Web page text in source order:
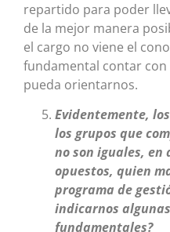
repartido para poder
de la mejor manera
el cargo no viene el
fundamental contar
pueda orientarnos.
Evidentemente,
los grupos que
no son iguales, en
opuestos, quien
programa de
indicarnos
fundamentales?